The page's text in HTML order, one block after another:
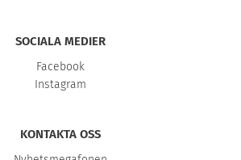
SOCIALA MEDIER
Facebook
Instagram
KONTAKTA OSS